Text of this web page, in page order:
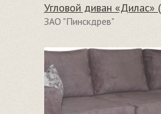
Угловой диван
ЗАО "Пинскдрев"